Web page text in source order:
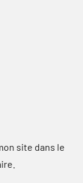
site dans le